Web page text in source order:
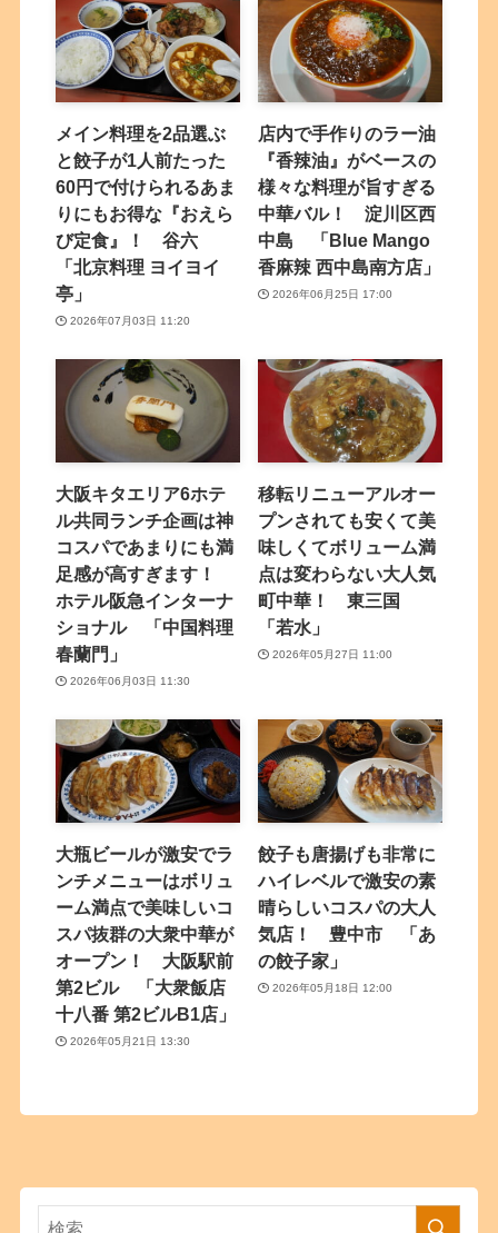
メイン料理を2品選ぶ
と餃子が1人前たった
60円で付けられるあま
りにもお得な『おえら
び定食』！ 谷六
「北京料理 ヨイヨイ
亭」
2026年07月03日 11:20
店内で手作りのラー油
『香辣油』がベースの
様々な料理が旨すぎる
中華バル！ 淀川区西
中島 「Blue Mango
香麻辣 西中島南方店」
2026年06月25日 17:00
大阪キタエリア6ホテ
ル共同ランチ企画は神
コスパであまりにも満
足感が高すぎます！
ホテル阪急インターナ
ショナル 「中国料理
春蘭門」
2026年06月03日 11:30
移転リニューアルオー
プンされても安くて美
味しくてボリューム満
点は変わらない大人気
町中華！ 東三国
「若水」
2026年05月27日 11:00
大瓶ビールが激安でラ
ンチメニューはボリュ
ーム満点で美味しいコ
スパ抜群の大衆中華が
オープン！ 大阪駅前
第2ビル 「大衆飯店
十八番 第2ビルB1店」
2026年05月21日 13:30
餃子も唐揚げも非常に
ハイレベルで激安の素
晴らしいコスパの大人
気店！ 豊中市 「あ
の餃子家」
2026年05月18日 12:00